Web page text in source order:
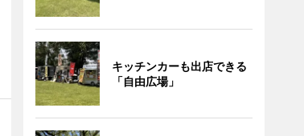
キッチンカーも出店できる
「自由広場」